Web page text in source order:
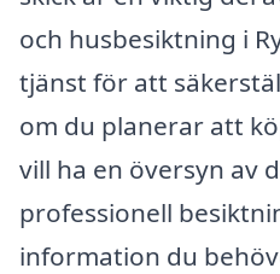
och husbesiktning i
tjänst för att
om du planerar att
vill ha en översyn av
professionell
information du